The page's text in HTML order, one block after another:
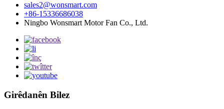
sales2@wonsmart.com
+86-15336686038
Ningbo Wonsmart Motor Fan Co., Ltd.
Girêdanên Bilez